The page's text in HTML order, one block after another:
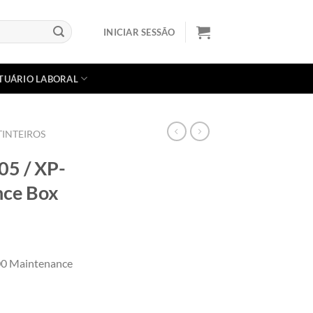
INICIAR SESSÃO
LABORAL
/ XP-
Box
Maintenance